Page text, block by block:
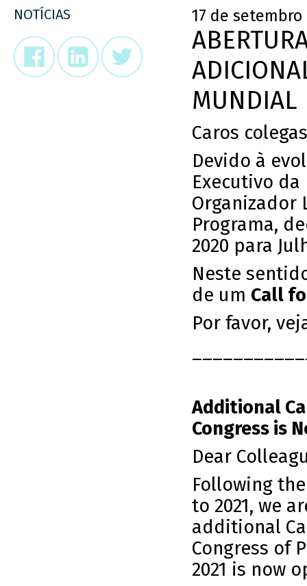
NOTÍCIAS 17 de setembro
MUNDIAL
Caros
Devido à
Executivo da
Organizador
Programa,
2020 para
Neste
de um Call
Por favor,
Additional
Congress is
Dear
Following
to 2021, we
additional
Congress of
2021 is now